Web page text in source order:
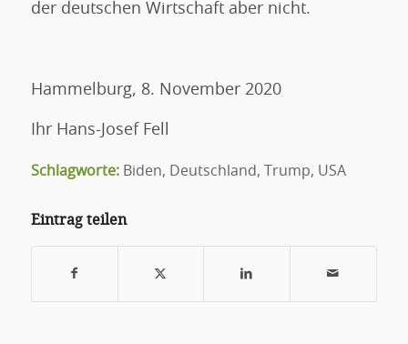
der deutschen Wirtschaft aber nicht.
Hammelburg, 8. November 2020
Ihr Hans-Josef Fell
Schlagworte: Biden, Deutschland , Trump, USA
Eintrag teilen